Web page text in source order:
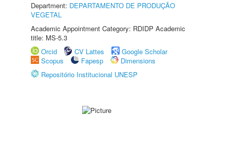
Department: DEPARTAMENTO DE PRODUÇÃO
VEGETAL
Academic Appointment Category: RDIDP Academic
title: MS-5.3
Orcid
CV Lattes
Google Scholar
Scopus
Fapesp
Dimensions
Repositório Institucional UNESP